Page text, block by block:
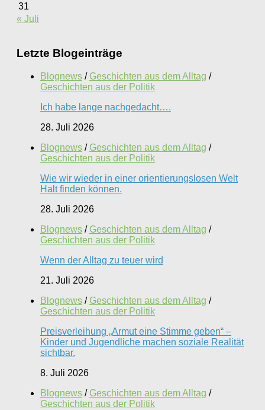
31
« Juli
Letzte Blogeinträge
Blognews / Geschichten aus dem Alltag /
Geschichten aus der Politik
Ich habe lange nachgedacht….
28. Juli 2026
Blognews / Geschichten aus dem Alltag /
Geschichten aus der Politik
Wie wir wieder in einer orientierungslosen Welt
Halt finden können.
28. Juli 2026
Blognews / Geschichten aus dem Alltag /
Geschichten aus der Politik
Wenn der Alltag zu teuer wird
21. Juli 2026
Blognews / Geschichten aus dem Alltag /
Geschichten aus der Politik
Preisverleihung „Armut eine Stimme geben“ –
Kinder und Jugendliche machen soziale Realität
sichtbar.
8. Juli 2026
Blognews / Geschichten aus dem Alltag /
Geschichten aus der Politik